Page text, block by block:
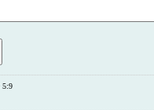
5:9